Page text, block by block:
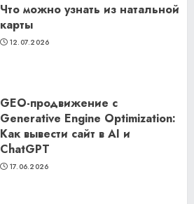
Что можно узнать из натальной
карты
12.07.2026
GEO-продвижение с
Generative Engine Optimization:
Как вывести сайт в AI и
ChatGPT
17.06.2026